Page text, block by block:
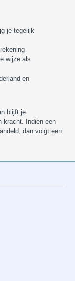
je tegelijk
wijze als
en
blijft je
kracht. Indien een
dan volgt een